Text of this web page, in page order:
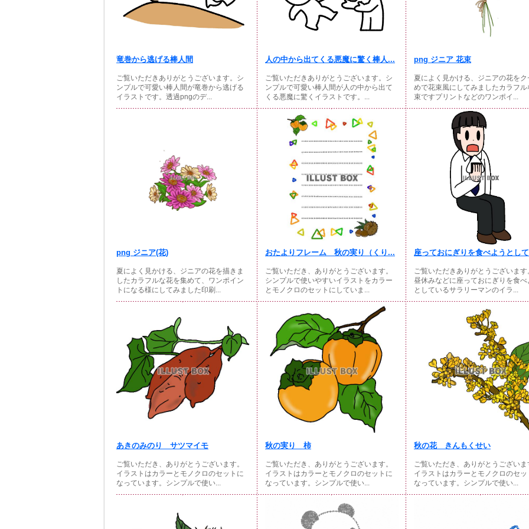
竜巻から逃げる棒人間
ご覧いただきありがとうございます。シ
ンプルで可愛い棒人間が竜巻から逃げる
イラストです。透過pngのデ...
人の中から出てくる悪魔に驚く棒人...
ご覧いただきありがとうございます。シ
ンプルで可愛い棒人間が人の中から出て
くる悪魔に驚くイラストです。...
png ジニア 花束
夏によく見かける、ジニアの花をク
めで花束風にしてみましたカラフル
束ですプリントなどのワンポイ...
png ジニア(花)
夏によく見かける、ジニアの花を描きま
したカラフルな花を集めて、ワンポイン
トになる様にしてみました印刷...
おたよりフレーム 秋の実り（くり...
ご覧いただき、ありがとうございます。
シンプルで使いやすいイラストをカラー
とモノクロのセットにしていま...
座っておにぎりを食べようとし
ご覧いただきありがとうございます
昼休みなどに座っておにぎりを食べ
としているサラリーマンのイラ...
あきのみのり サツマイモ
ご覧いただき、ありがとうございます。
イラストはカラーとモノクロのセットに
なっています。シンプルで使い...
秋の実り 柿
ご覧いただき、ありがとうございます。
イラストはカラーとモノクロのセットに
なっています。シンプルで使い...
秋の花 きんもくせい
ご覧いただき、ありがとうございま
イラストはカラーとモノクロのセッ
なっています。シンプルで使い...